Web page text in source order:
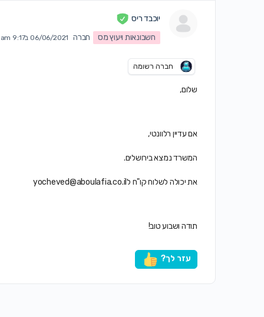
יוכבד ריס
חשבונאות ויעוץ מס
חברה 06/06/2021 ב9:17 am
חברה רשומה
שלום,
אם עדיין רלוונטי,
המשרד נמצא בירושלים.
את יכולה לשלוח קו"ח לyocheved@aboulafia.co.il
תודה ושבוע טוב!
עזר לך?